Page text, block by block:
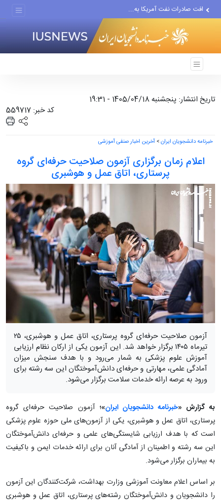
افت صادرات نفت آمریکا به...
حادثه امنیتی دریایی در جنوب...
تاریخ انتشار: پنجشنبه 1405/04/18 - 19:31
کد خبر: 559717
خبرنامه دانشجویان ایران> آخرین اخبار صنفی آموزشی
اعلام زمان برگزاری آزمون صلاحیت حرفه‌ای گروه
پرستاری، اتاق عمل و هوشبری
آزمون صلاحیت حرفه‌ای گروه پرستاری، اتاق عمل و هوشبری، ۲۵
تیرماه ۱۴۰۵ برگزار خواهد شد. این آزمون یکی از ارکان نظام ارزیابی
آموزش علوم پزشکی به شمار می‌رود و با هدف سنجش میزان
آمادگی علمی، مهارتی و حرفه‌ای دانش‌آموختگان این سه رشته برای
ورود به عرصه ارائه خدمات سلامت برگزار می‌شود.
به گزارش «خبرنامه دانشجویان ایران»؛ آزمون صلاحیت حرفه‌ای گروه
پرستاری، اتاق عمل و هوشبری، یکی از آزمون‌های ملی حوزه علوم پزشکی
است که با هدف ارزیابی شایستگی‌های علمی و حرفه‌ای دانش‌آموختگان
این سه رشته و اطمینان از آمادگی آنان برای ارائه خدمات ایمن و باکیفیت
به بیماران برگزار می‌شود.
بر اساس اعلام معاونت آموزشی وزارت بهداشت، شرکت‌کنندگان این آزمون
را دانشجویان و دانش‌آموختگان رشته‌های پرستاری، اتاق عمل و هوشبری